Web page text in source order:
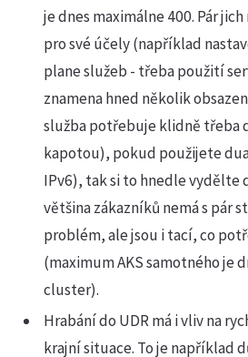
je dnes maximálne 400. Pár
pro své účely (například
plane služeb - třeba použití
znamena hned několik
služba potřebuje klidně třeba
kapotou), pokud použijete
IPv6), tak si to hnedle vydělte
většina zákazníků nemá s pár
problém, ale jsou i tací, co
(maximum AKS samotného je
cluster).
Hrabání do UDR má i vliv na
krajní situace. To je například